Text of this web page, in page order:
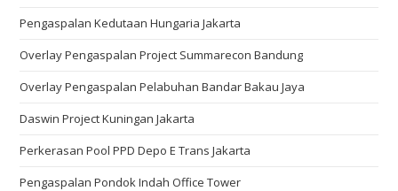
Pengaspalan Kedutaan Hungaria Jakarta
Overlay Pengaspalan Project Summarecon Bandung
Overlay Pengaspalan Pelabuhan Bandar Bakau Jaya
Daswin Project Kuningan Jakarta
Perkerasan Pool PPD Depo E Trans Jakarta
Pengaspalan Pondok Indah Office Tower